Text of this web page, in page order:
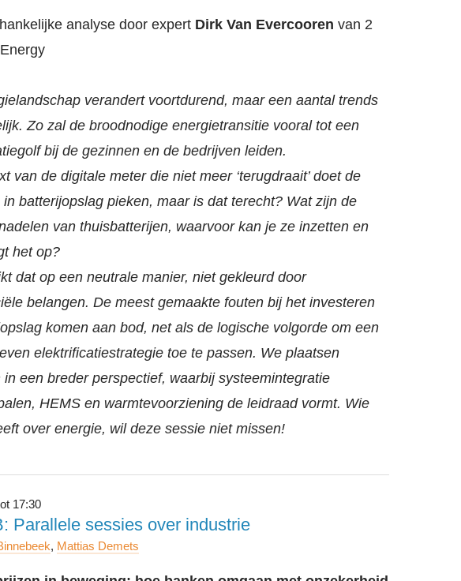
analyse door expert Dirk Van Evercooren van 2
verandert voortdurend, maar een aantal trends
Zo zal de broodnodige energietransitie vooral tot een
bij de gezinnen en de bedrijven leiden.
van de digitale meter die niet meer ‘terugdraait’ doet de
in batterijopslag pieken, maar is dat terecht? Wat zijn de
van thuisbatterijen, waarvoor kan je ze inzetten en
het op?
dat op een neutrale manier, niet gekleurd door
belangen. De meest gemaakte fouten bij het investeren
komen aan bod, net als de logische volgorde om een
elektrificatiestrategie toe te passen. We plaatsen
in een breder perspectief, waarbij systeemintegratie
HEMS en warmtevoorziening de leidraad vormt. Wie
over energie, wil deze sessie niet missen!
17:30
Parallele sessies over industrie
, Mattias Demets